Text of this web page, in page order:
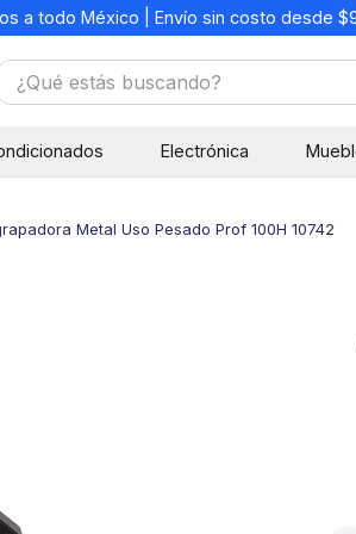
a todo México | Envío sin costo desde
estás buscando?
Electrónica
Metal Uso Pesado Prof 100H 10742